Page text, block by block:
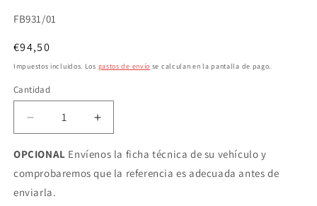
SKU:
FB931/01
Precio
habitual
€94,50
Impuestos incluidos. Los gastos de envío se calculan en la pantalla de pago.
Cantidad
Cantidad
Reducir
cantidad
para
filtro
de
sustitución
Aumentar
cantidad
para
filtro
de
OPCIONAL Envíenos la ficha técnica de su vehículo y
comprobaremos que la referencia es adecuada antes de
enviarla.